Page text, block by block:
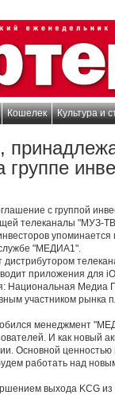
Кошелек Культура и
группе
с группой
телеканалы "МУЗ-
"МЕДИА1".
приложения для
Национальная Медиа
участником рынка
менеджмент
И как новый
Основной
работать над
выхода KCG из